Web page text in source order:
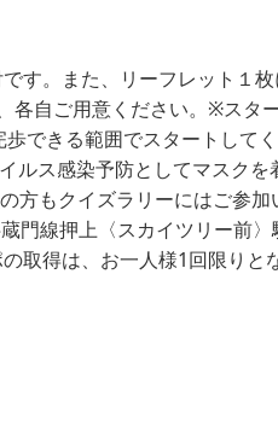
す。また、リーフレット１
各自ご用意ください。※スタ
できる範囲でスタートして
ルス感染予防としてマスクを
方もクイズラリーにはご参
門線押上〈スカイツリー前
取得は、お一人様1回限りと